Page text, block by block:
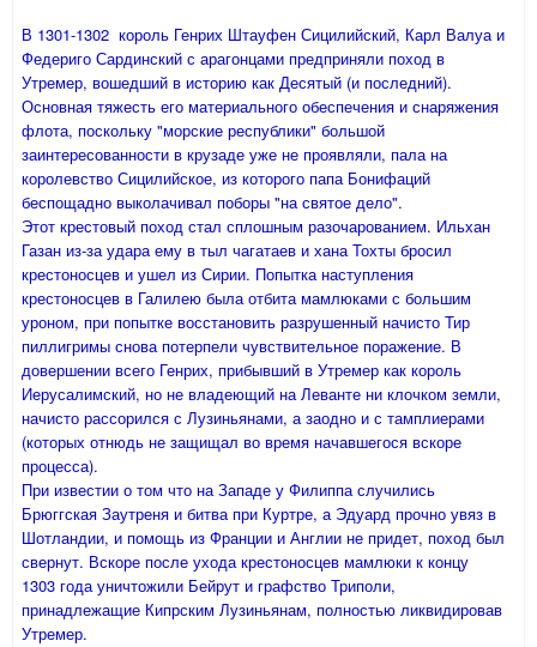
В 1301-1302 король Генрих Штауфен Сицилийский, Карл Валуа и
Федериго Сардинский с арагонцами предприняли поход в
Утремер, вошедший в историю как Десятый (и последний).
Основная тяжесть его материального обеспечения и снаряжения
флота, поскольку "морские республики" большой
заинтересованности в крузаде уже не проявляли, пала на
королевство Сицилийское, из которого папа Бонифаций
беспощадно выколачивал поборы "на святое дело".
Этот крестовый поход стал сплошным разочарованием. Ильхан
Газан из-за удара ему в тыл чагатаев и хана Тохты бросил
крестоносцев и ушел из Сирии. Попытка наступления
крестоносцев в Галилею была отбита мамлюками с большим
уроном, при попытке восстановить разрушенный начисто Тир
пиллигримы снова потерпели чувствительное поражение. В
довершении всего Генрих, прибывший в Утремер как король
Иерусалимский, но не владеющий на Леванте ни клочком земли,
начисто рассорился с Лузиньянами, а заодно и с тамплиерами
(которых отнюдь не защищал во время начавшегося вскоре
процесса).
При известии о том что на Западе у Филиппа случились
Брюггская Заутреня и битва при Куртре, а Эдуард прочно увяз в
Шотландии, и помощь из Франции и Англии не придет, поход был
свернут. Вскоре после ухода крестоносцев мамлюки к концу
1303 года уничтожили Бейрут и графство Триполи,
принадлежащие Кипрским Лузиньянам, полностью ликвидировав
Утремер.